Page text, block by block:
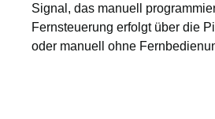
Signal, das manuell
Fernsteuerung erfolgt über die
oder manuell ohne